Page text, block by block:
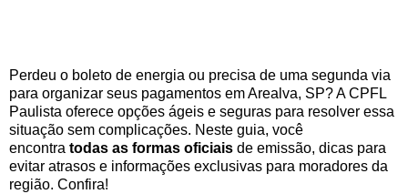
Perdeu o boleto de energia ou precisa de uma segunda via
para organizar seus pagamentos em Arealva, SP? A CPFL
Paulista oferece opções ágeis e seguras para resolver essa
situação sem complicações. Neste guia, você
encontra todas as formas oficiais de emissão, dicas para
evitar atrasos e informações exclusivas para moradores da
região. Confira!